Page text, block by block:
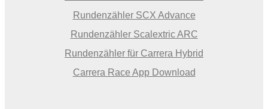
Rundenzähler SCX Advance
Rundenzähler Scalextric ARC
Rundenzähler für Carrera Hybrid
Carrera Race App Download